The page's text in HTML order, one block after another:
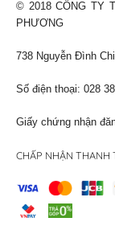
© 2018 CÔNG TY
PHƯƠNG
738 Nguyễn Đình
Số điện thoại: 028
Giấy chứng nhận
CHẤP NHẬN THANH